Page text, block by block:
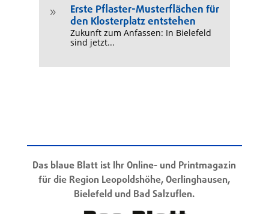
9
Erste Pflaster-Musterflächen für
den Klosterplatz entstehen
Zukunft zum Anfassen: In Bielefeld
sind jetzt...
Das blaue Blatt ist Ihr Online- und Printmagazin
für die Region Leopoldshöhe, Oerlinghausen,
Bielefeld und Bad Salzuflen.